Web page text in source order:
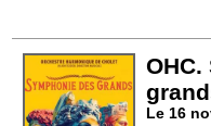
Le 16